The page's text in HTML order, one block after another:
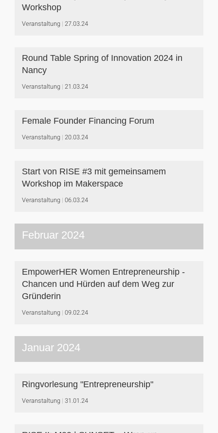
Workshop
Veranstaltung 27.03.24
Round Table Spring of Innovation 2024 in
Nancy
Veranstaltung 21.03.24
Female Founder Financing Forum
Veranstaltung 20.03.24
Start von RISE #3 mit gemeinsamem
Workshop im Makerspace
Veranstaltung 06.03.24
Februar 2024
EmpowerHER Women Entrepreneurship -
Chancen und Hürden auf dem Weg zur
Gründerin
Veranstaltung 09.02.24
Januar 2024
Ringvorlesung "Entrepreneurship"
Veranstaltung 31.01.24